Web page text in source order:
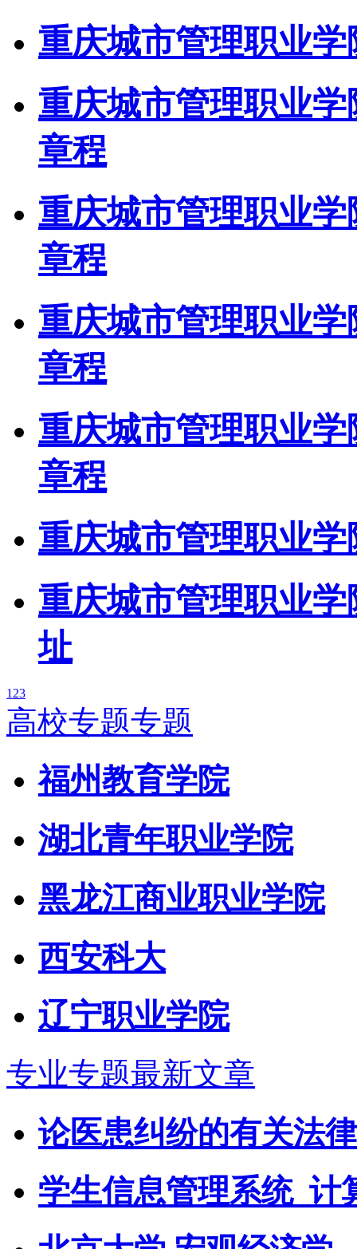
重庆城市管理职业
重庆城市管理职业
章程
重庆城市管理职业
章程
重庆城市管理职业
章程
重庆城市管理职业
章程
重庆城市管理职业
重庆城市管理职业
址
1 23
高校专题专题
福州教育学院
湖北青年职业学院
黑龙江商业职业学院
西安科大
辽宁职业学院
专业专题最新文章
论医患纠纷的有关法
学生信息管理系统_计